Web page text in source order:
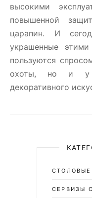
высокими
повышенной
царапин. И
украшенные
пользуются
охоты, но и у
декоративного
CЕРВИЗЫ